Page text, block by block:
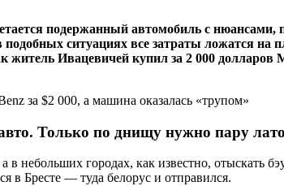
подержанный автомобиль с
ситуациях все затраты ложатся на
житель Ивацевичей купил за 2 000 долларов
Только по днищу нужно пару
в небольших городах, как известно,
в Бресте — туда белорус и отправился.